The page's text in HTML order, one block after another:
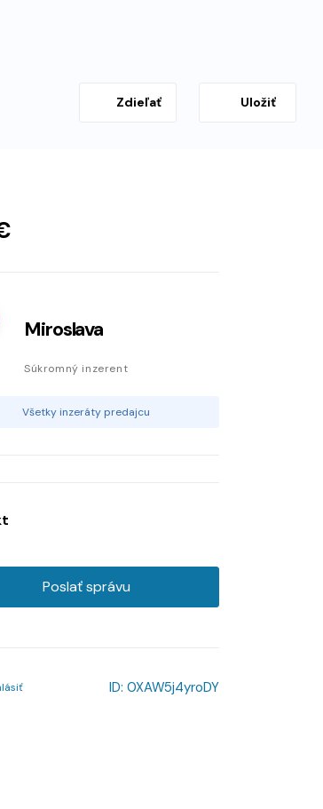
Zdieľať Uložiť
Miroslava
Súkromný inzerent
Všetky inzeráty predajcu
Poslať správu
ID: 0XAW5j4yroDY